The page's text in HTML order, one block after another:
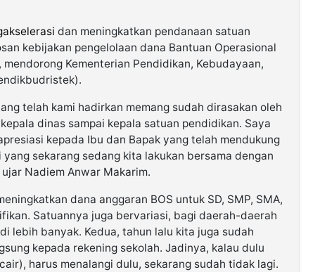
dan meningkatkan pendanaan satuan
kebijakan pengelolaan dana Bantuan Operasional
mendorong Kementerian Pendidikan, Kebudayaan,
telah kami hadirkan memang sudah dirasakan oleh
dinas sampai kepala satuan pendidikan. Saya
kepada Ibu dan Bapak yang telah mendukung
sekarang sedang kita lakukan bersama dengan
Nadiem Anwar Makarim.
dana anggaran BOS untuk SD, SMP, SMA,
Satuannya juga bervariasi, bagi daerah-daerah
lebih banyak. Kedua, tahun lalu kita juga sudah
kepada rekening sekolah. Jadinya, kalau dulu
harus menalangi dulu, sekarang sudah tidak lagi.